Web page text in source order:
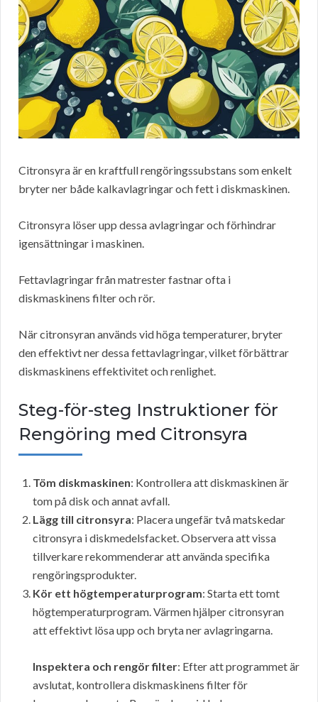
Citronsyra är en kraftfull rengöringssubstans som enkelt
bryter ner både kalkavlagringar och fett i diskmaskinen.
Citronsyra löser upp dessa avlagringar och förhindrar
igensättningar i maskinen.
Fettavlagringar från matrester fastnar ofta i
diskmaskinens filter och rör.
När citronsyran används vid höga temperaturer, bryter
den effektivt ner dessa fettavlagringar, vilket förbättrar
diskmaskinens effektivitet och renlighet.
Steg-för-steg Instruktioner för
Rengöring med Citronsyra
Töm diskmaskinen: Kontrollera att diskmaskinen är
tom på disk och annat avfall.
Lägg till citronsyra: Placera ungefär två matskedar
citronsyra i diskmedelsfacket. Observera att vissa
tillverkare rekommenderar att använda specifika
rengöringsprodukter.
Kör ett högtemperaturprogram: Starta ett tomt
högtemperaturprogram. Värmen hjälper citronsyran
att effektivt lösa upp och bryta ner avlagringarna.
Inspektera och rengör filter: Efter att programmet är
avslutat, kontrollera diskmaskinens filter för